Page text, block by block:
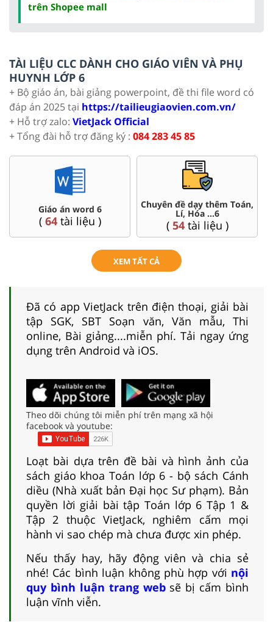
trên Shopee mall
TÀI LIỆU CLC DÀNH CHO GIÁO VIÊN VÀ PHỤ
HUYNH LỚP 6
+ Bộ giáo án, bài giảng powerpoint, đề thi file word có
đáp án 2025 tại https://tailieugiaovien.com.vn/
+ Hỗ trợ zalo: VietJack Official
+ Tổng đài hỗ trợ đăng ký : 084 283 45 85
Đề thi HSG 6
(4tài liệu )
Trắc nghiệm đúng sai 6
( 26tài liệu )
XEM TẤT CẢ
Đã có app VietJack trên điện thoại, giải bài
tập SGK, SBT Soạn văn, Văn mẫu, Thi
online, Bài giảng....miễn phí. Tải ngay ứng
dụng trên Android và iOS.
Theo dõi chúng tôi miễn phí trên mạng xã hội
facebook và youtube:
Loạt bài dựa trên đề bài và hình ảnh của
sách giáo khoa Toán lớp 6 - bộ sách Cánh
diều (Nhà xuất bản Đại học Sư phạm). Bản
quyền lời giải bài tập Toán lớp 6 Tập 1 &
Tập 2 thuộc VietJack, nghiêm cấm mọi
hành vi sao chép mà chưa được xin phép.
Nếu thấy hay, hãy động viên và chia sẻ
nhé! Các bình luận không phù hợp với nội
quy bình luận trang websẽ bị cấm bình
luận vĩnh viễn.